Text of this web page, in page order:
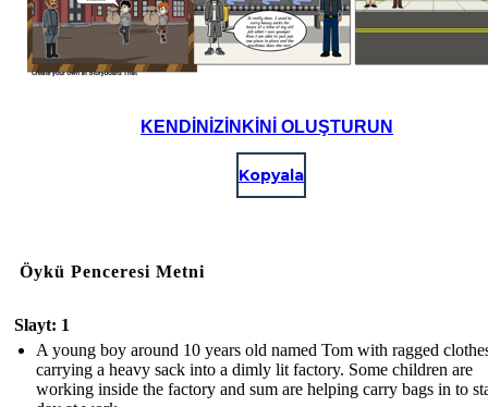
KENDINIZINKINI OLUŞTURUN
Kopyala
Öykü Penceresi Metni
Slayt: 1
A young boy around 10 years old named Tom with ragged
carrying a heavy sack into a dimly lit factory. Some children are
working inside the factory and sum are helping carry bags in to